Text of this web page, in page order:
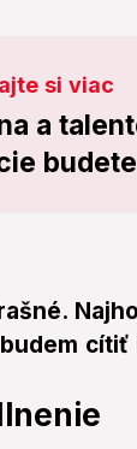
si viac
a
cítiť